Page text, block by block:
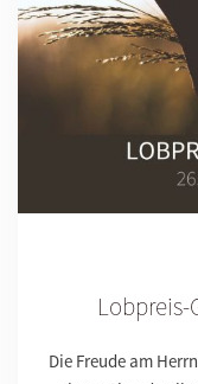
Lobpreis-
Die Freude am